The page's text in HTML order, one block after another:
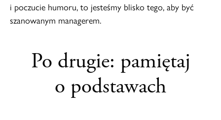
i poczucie humoru, to jesteśmy blisko tego, aby być
szanowanym managerem.
Po drugie: pamiętaj
o podstawach